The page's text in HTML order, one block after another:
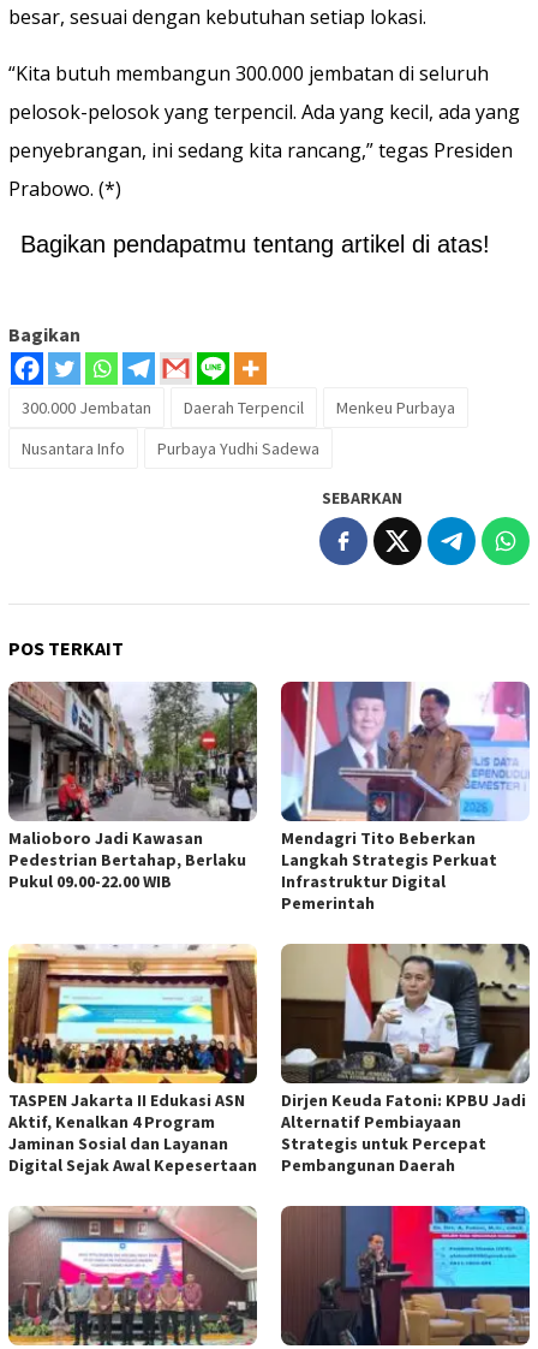
besar, sesuai dengan kebutuhan setiap lokasi.
“Kita butuh membangun 300.000 jembatan di seluruh
pelosok-pelosok yang terpencil. Ada yang kecil, ada yang
penyebrangan, ini sedang kita rancang,” tegas Presiden
Prabowo. (*)
Bagikan pendapatmu tentang artikel di atas!
Bagikan
300.000 Jembatan Daerah Terpencil
Menkeu Purbaya
Nusantara Info
Purbaya Yudhi Sadewa
SEBARKAN
POS TERKAIT
Malioboro Jadi Kawasan
Pedestrian Bertahap, Berlaku
Pukul 09.00-22.00 WIB
Mendagri Tito Beberkan
Langkah Strategis Perkuat
Infrastruktur Digital
Pemerintah
TASPEN Jakarta II Edukasi ASN
Aktif, Kenalkan 4 Program
Jaminan Sosial dan Layanan
Digital Sejak Awal Kepesertaan
Dirjen Keuda Fatoni: KPBU Jadi
Alternatif Pembiayaan
Strategis untuk Percepat
Pembangunan Daerah